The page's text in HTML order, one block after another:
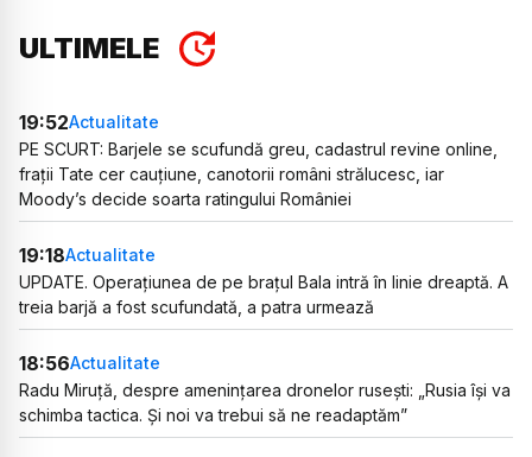
ULTIMELE
19:52Actualitate
PE SCURT: Barjele se scufundă greu, cadastrul revine online,
frații Tate cer cauțiune, canotorii români strălucesc, iar
Moody’s decide soarta ratingului României
19:18Actualitate
UPDATE. Operațiunea de pe brațul Bala intră în linie dreaptă. A
treia barjă a fost scufundată, a patra urmează
18:56Actualitate
Radu Miruță, despre amenințarea dronelor rusești: „Rusia își va
schimba tactica. Și noi va trebui să ne readaptăm”